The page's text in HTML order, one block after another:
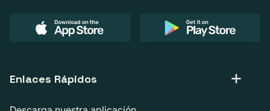
Enlaces Rápidos